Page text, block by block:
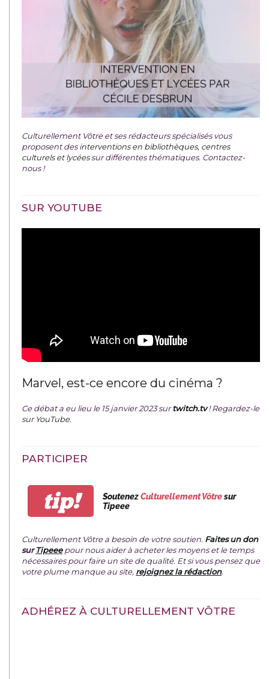
Culturellement Vôtre et ses rédacteurs spécialisés vous
proposent desinterventions en bibliothèques, centres
culturels et lycéessur différentes thématiques. Contactez-
nous !
SUR YOUTUBE
Marvel, est-ce encore du cinéma ?
Ce débat a eu lieu le 15 janvier 2023 surtwitch.tv ! Regardez-le
surYouTube.
PARTICIPER
tip! SoutenezCulturellement Vôtresur
Tipeee
Culturellement Vôtre a besoin de votre soutien. Faites un don
surTipeeepour nous aider à acheter les moyens et le temps
nécessaires pour faire un site de qualité. Et si vous pensez que
votre plume manque au site, rejoignez la rédaction.
ADHÉREZ À CULTURELLEMENT VÔTRE